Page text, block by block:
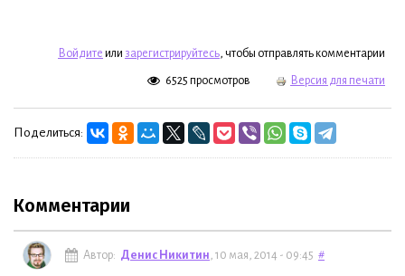
Войдите или зарегистрируйтесь, чтобы отправлять комментарии
6525 просмотров Версия для печати
Поделиться:
Комментарии
Автор: Денис Никитин, 10 мая, 2014 - 09:45 #